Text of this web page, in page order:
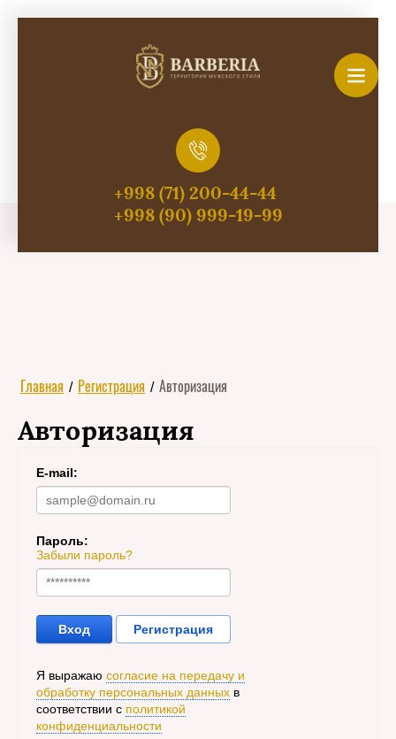
+998 (71) 200-44-44
+998 (90) 999-19-99
Главная / Регистрация / Авторизация
Авторизация
E-mail:
Пароль:
Забыли пароль?
Регистрация
Вход
Я выражаю согласие на передачу и
обработку персональных данных в
соответствии с политикой
конфиденциальности